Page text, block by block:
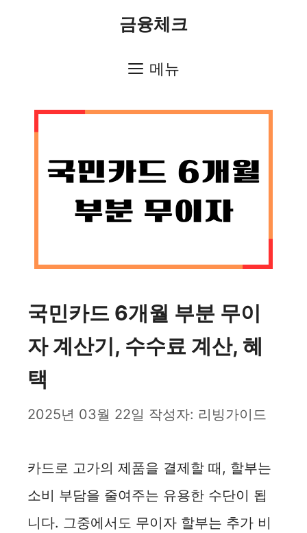
금융체크
메뉴
국민카드 6개월 부분 무이
자 계산기, 수수료 계산, 혜
택
2025년 03월 22일 작성자: 리빙가이드
카드로 고가의 제품을 결제할 때, 할부는
소비 부담을 줄여주는 유용한 수단이 됩
니다. 그중에서도 무이자 할부는 추가 비